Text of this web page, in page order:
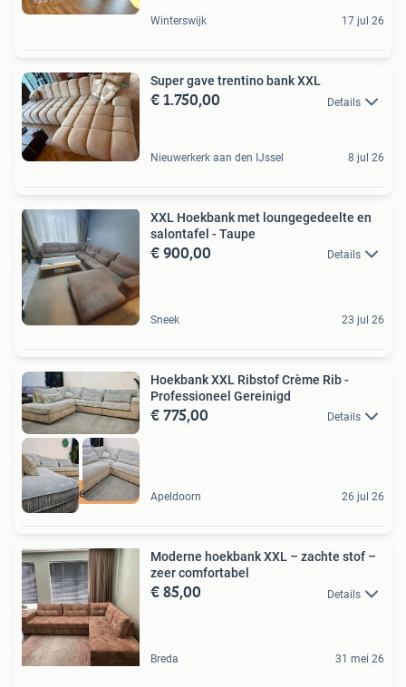
Winterswijk 17 jul 26
Super gave trentino bank XXL
€ 1.750,00 Details
Nieuwerkerk aan den IJssel 8 jul 26
XXL Hoekbank met loungegedeelte en
salontafel - Taupe
€ 900,00 Details
Sneek 23 jul 26
Gratis Bezorging
Hoekbank XXL Ribstof Crème Rib -
Professioneel Gereinigd
€ 775,00 Details
Apeldoorn 26 jul 26
Moderne hoekbank XXL – zachte stof –
zeer comfortabel
€ 85,00 Details
Breda 31 mei 26